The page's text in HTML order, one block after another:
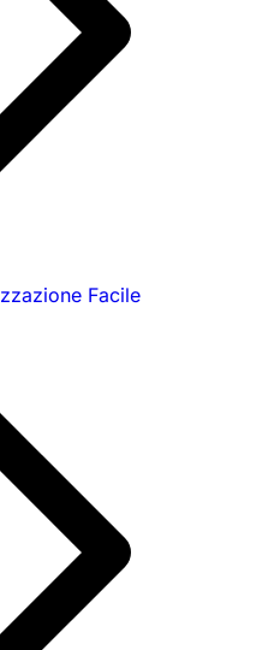
Facile